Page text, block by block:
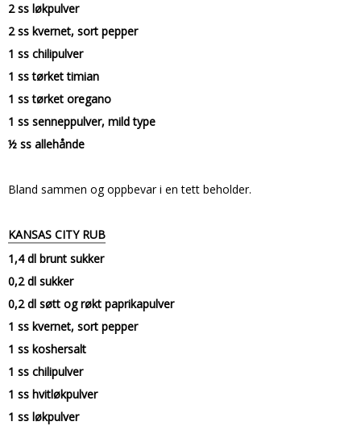
2 ss løkpulver
2 ss kvernet, sort pepper
1 ss chilipulver
1 ss tørket timian
1 ss tørket oregano
1 ss senneppulver, mild type
½ ss allehånde
Bland sammen og oppbevar i en tett beholder.
KANSAS CITY RUB
1,4 dl brunt sukker
0,2 dl sukker
0,2 dl søtt og røkt paprikapulver
1 ss kvernet, sort pepper
1 ss koshersalt
1 ss chilipulver
1 ss hvitløkpulver
1 ss løkpulver